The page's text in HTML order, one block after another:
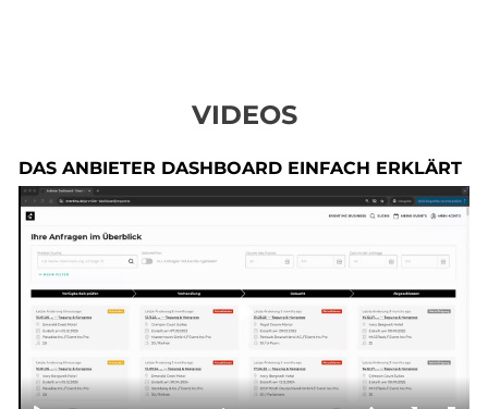
VIDEOS
DAS ANBIETER DASHBOARD EINFACH ERKLÄRT
Play